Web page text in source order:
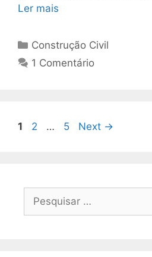
Ler mais
Construção Civil
1 Comentário
1 2 … 5 Next →